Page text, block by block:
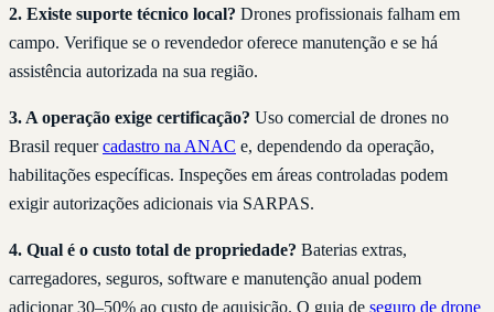
2. Existe suporte técnico local? Drones profissionais falham em
campo. Verifique se o revendedor oferece manutenção e se há
assistência autorizada na sua região.
3. A operação exige certificação? Uso comercial de drones no
Brasil requercadastro na ANAC e, dependendo da operação,
habilitações específicas. Inspeções em áreas controladas podem
exigir autorizações adicionais via SARPAS.
4. Qual é o custo total de propriedade? Baterias extras,
carregadores, seguros, software e manutenção anual podem
adicionar 30–50% ao custo de aquisição. O guia de seguro de drone